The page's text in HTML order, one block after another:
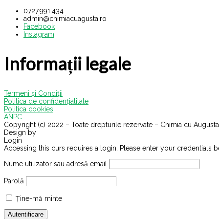
0727.991.434
admin@chimiacuagusta.ro
Facebook
Instagram
Informații legale
Termeni și Condiții
Politica de confidențialitate
Politica cookies
ANPC
Copyright (c) 2022 – Toate drepturile rezervate – Chimia cu Augusta
Design by
Login
Accessing this curs requires a login. Please enter your credentials
Nume utilizator sau adresă email
Parolă
Ține-mă minte